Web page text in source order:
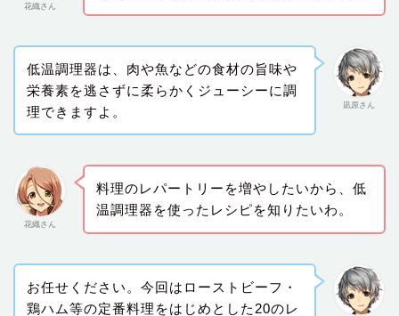
花織さん
凪原さん
低温調理器は、肉や魚などの食材の旨味や
栄養素を逃さずに柔らかくジューシーに調
理できますよ。
花織さん
料理のレパートリーを増やしたいから、低
温調理器を使ったレシピを知りたいわ。
お任せください。今回はローストビーフ・
鶏ハム等の定番料理をはじめとした20のレ